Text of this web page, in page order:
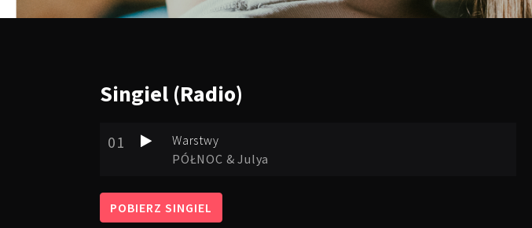
Singiel (Radio)
01
Warstwy
PÓŁNOC & Julya
POBIERZ SINGIEL